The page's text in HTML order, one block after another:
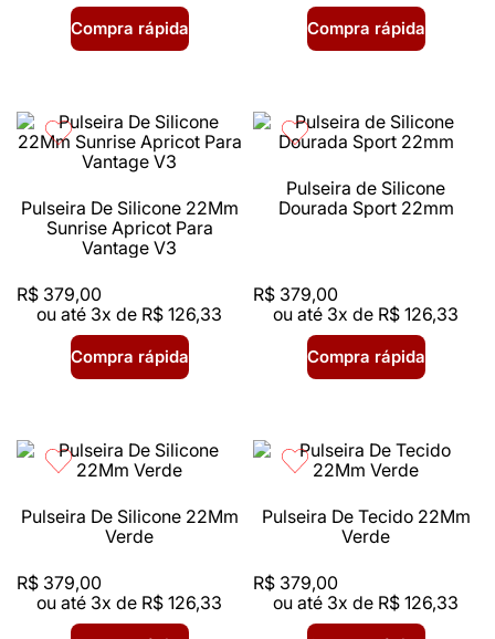
Compra rápida Compra rápida
Pulseira De Silicone 22Mm
Sunrise Apricot Para
Vantage V3
R$ 379,00
ou até 3x de R$ 126,33
Compra rápida
Pulseira de Silicone
Dourada Sport 22mm
R$ 379,00
ou até 3x de R$ 126,33
Compra rápida
Pulseira De Silicone 22Mm
Verde
R$ 379,00
ou até 3x de R$ 126,33
Pulseira De Tecido 22Mm
Verde
R$ 379,00
ou até 3x de R$ 126,33